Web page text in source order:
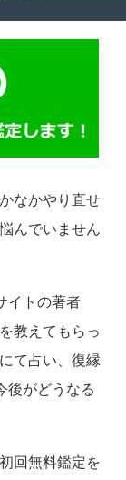
なかやり直せ
んでいません
イトの著者
教えてもらっ
て占い、復縁
後がどうなる
回無料鑑定を